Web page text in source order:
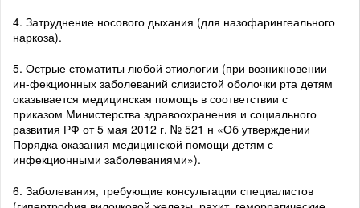
4. Затруднение носового дыхания (для назофарингеального
наркоза).
5. Острые стоматиты любой этиологии (при возникновении
ин-фекционных заболеваний слизистой оболочки рта детям
оказывается медицинская помощь в соответствии с
приказом Министерства здравоохранения и социального
развития РФ от 5 мая 2012 г. № 521 н «Об утверждении
Порядка оказания медицинской помощи детям с
инфекционными заболеваниями»).
6. Заболевания, требующие консультации специалистов